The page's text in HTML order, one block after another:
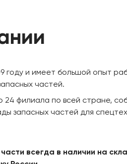
году и имеет большой опыт
частей.
24 филиала по всей стране,
запасных частей для
всегда в наличии на